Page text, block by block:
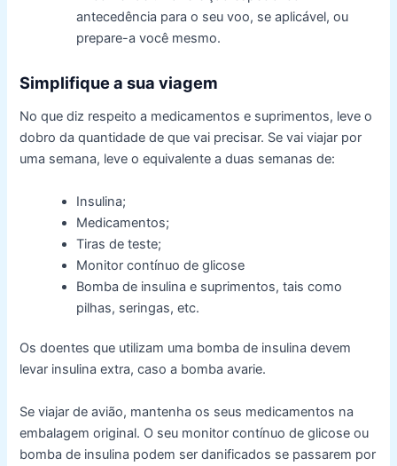
antecedência para o seu voo, se aplicável, ou
prepare-a você mesmo.
Simplifique a sua viagem
No que diz respeito a medicamentos e suprimentos, leve o
dobro da quantidade de que vai precisar. Se vai viajar por
uma semana, leve o equivalente a duas semanas de:
Insulina;
Medicamentos;
Tiras de teste;
Monitor contínuo de glicose
Bomba de insulina e suprimentos, tais como
pilhas, seringas, etc.
Os doentes que utilizam uma bomba de insulina devem
levar insulina extra, caso a bomba avarie.
Se viajar de avião, mantenha os seus medicamentos na
embalagem original. O seu monitor contínuo de glicose ou
bomba de insulina podem ser danificados se passarem por